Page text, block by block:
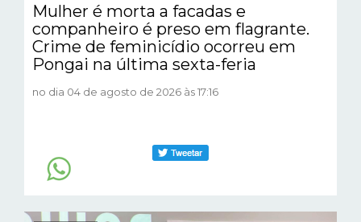
Mulher é morta a facadas e
companheiro é preso em flagrante.
Crime de feminicídio ocorreu em
Pongai na última sexta-feria
no dia 04 de agosto de 2026 às 17:16